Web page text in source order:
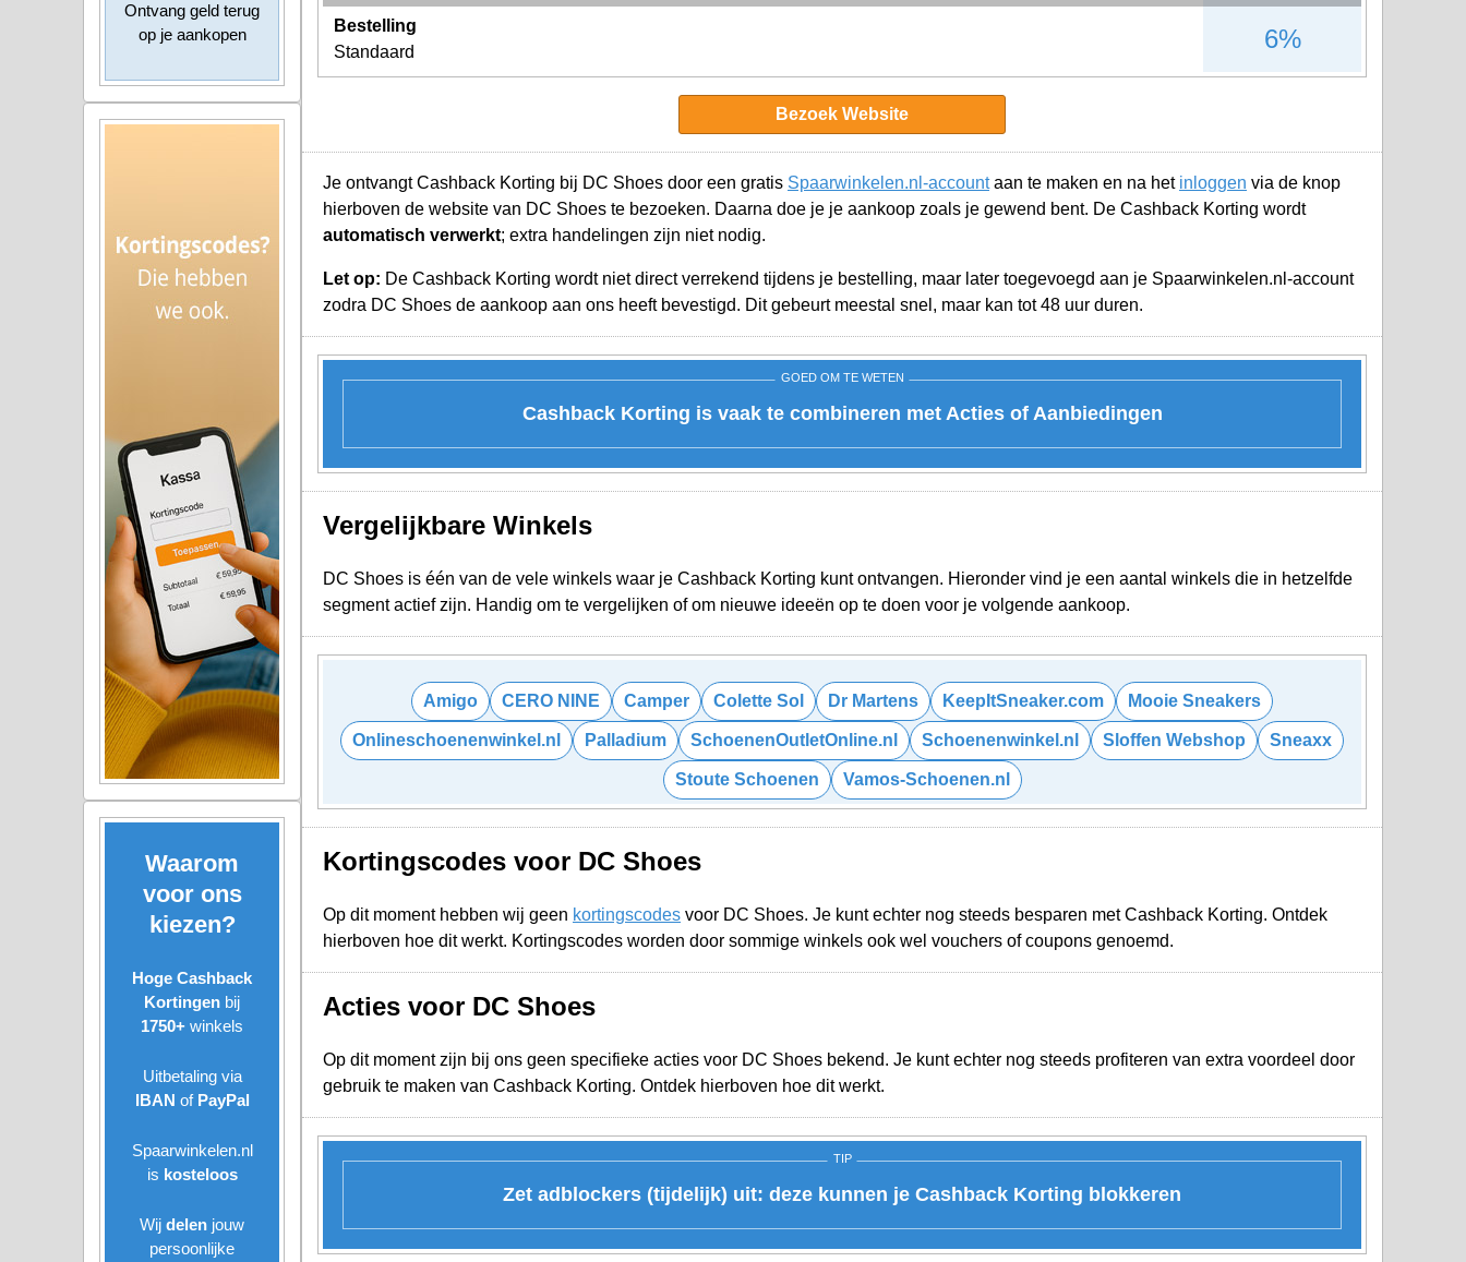
Ontvang geld terug
op je aankopen
Waarom
voor ons
kiezen?
Hoge Cashback
Kortingen bij
1750+ winkels
Uitbetaling via
IBAN of PayPal
Spaarwinkelen.nl
is kosteloos
Wij delen jouw
persoonlijke
Bestelling
Standaard
6%
Bezoek Website
Je ontvangt Cashback Korting bij DC Shoes door een gratis Spaarwinkelen.nl-accountaan te maken en na het inloggen via de knop
hierboven de website van DC Shoes te bezoeken. Daarna doe je je aankoop zoals je gewend bent. De Cashback Korting wordt
automatisch verwerkt; extra handelingen zijn niet nodig.
Let op: De Cashback Korting wordt niet direct verrekend tijdens je bestelling, maar later toegevoegd aan je Spaarwinkelen.nl-account
zodra DC Shoes de aankoop aan ons heeft bevestigd. Dit gebeurt meestal snel, maar kan tot 48 uur duren.
GOED OM TE WETEN
Cashback Korting is vaak te combineren met Acties of Aanbiedingen
Vergelijkbare Winkels
DC Shoes is één van de vele winkels waar je Cashback Korting kunt ontvangen. Hieronder vind je een aantal winkels die in hetzelfde
segment actief zijn. Handig om te vergelijken of om nieuwe ideeën op te doen voor je volgende aankoop.
Amigo CERO NINE Camper Colette Sol Dr Martens KeepItSneaker.com Mooie Sneakers
Onlineschoenenwinkel.nl Palladium SchoenenOutletOnline.nl Schoenenwinkel.nl Sloffen Webshop Sneaxx
Stoute Schoenen Vamos-Schoenen.nl
Kortingscodes voor DC Shoes
Op dit moment hebben wij geen kortingscodes voor DC Shoes. Je kunt echter nog steeds besparen met Cashback Korting. Ontdek
hierboven hoe dit werkt. Kortingscodes worden door sommige winkels ook wel vouchers of coupons genoemd.
Acties voor DC Shoes
Op dit moment zijn bij ons geen specifieke acties voor DC Shoes bekend. Je kunt echter nog steeds profiteren van extra voordeel door
gebruik te maken van Cashback Korting. Ontdek hierboven hoe dit werkt.
TIP
Zet adblockers (tijdelijk) uit: deze kunnen je Cashback Korting blokkeren